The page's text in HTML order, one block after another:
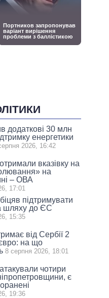
додаткові 30 млн
енергетики
2026, 16:42
вказівку на
на
– ОВА
17:01
підтримувати
шляху до ЄС
15:35
від Сербії 2
на що
8 серпня 2026, 18:01
чотири
є
19:36